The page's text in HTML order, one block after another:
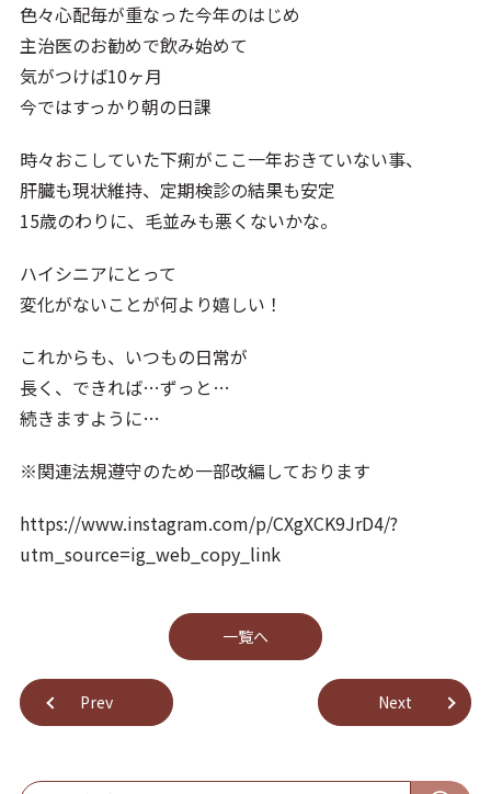
色々心配毎が重なった今年のはじめ
主治医のお勧めで飲み始めて
気がつけば10ヶ月
今ではすっかり朝の日課
時々おこしていた下痢がここ一年おきていない事、
肝臓も現状維持、定期検診の結果も安定
15歳のわりに、毛並みも悪くないかな。
ハイシニアにとって
変化がないことが何より嬉しい！
これからも、いつもの日常が
長く、できれば…ずっと…
続きますように…
※関連法規遵守のため一部改編しております
https://www.instagram.com/p/CXgXCK9JrD4/?
utm_source=ig_web_copy_link
Prev
⼀覧へ
Next